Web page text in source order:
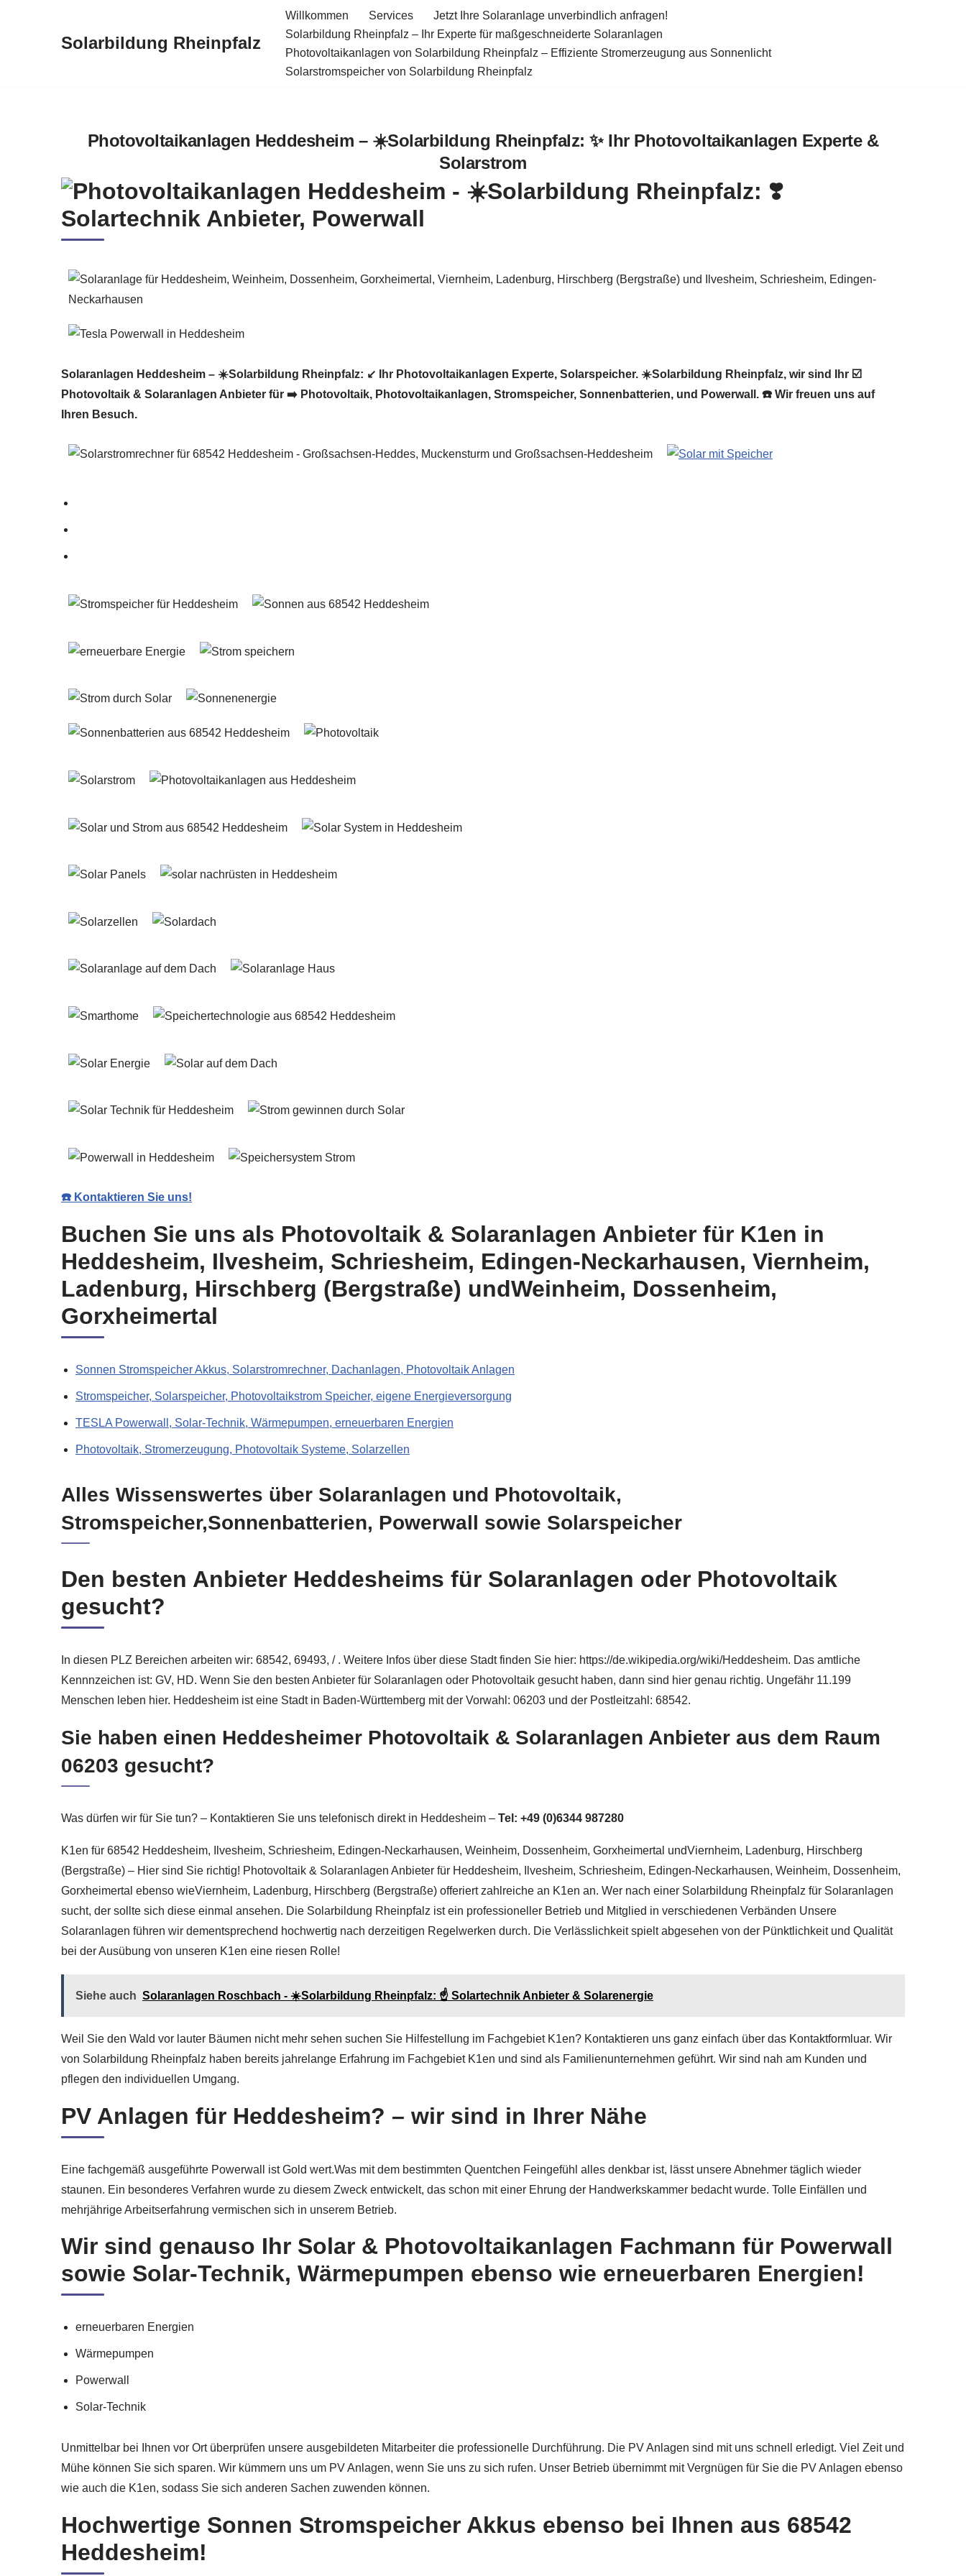
Solarbildung Rheinpfalz
Willkommen Services
Jetzt Ihre Solaranlage unverbindlich anfragen!
Solarbildung Rheinpfalz – Ihr Experte für maßgeschneiderte Solaranlagen
Photovoltaikanlagen von Solarbildung Rheinpfalz – Effiziente Stromerzeugung aus Sonnenlicht
Solarstromspeicher von Solarbildung Rheinpfalz
Photovoltaikanlagen Heddesheim – ☀️Solarbildung Rheinpfalz: ✨ Ihr Photovoltaikanlagen Experte &
Solarstrom
Solaranlagen Heddesheim – ☀️Solarbildung Rheinpfalz: ↙️ Ihr Photovoltaikanlagen Experte, Solarspeicher. ☀️Solarbildung Rheinpfalz, wir sind Ihr ☑️
Photovoltaik & Solaranlagen Anbieter für ➡️ Photovoltaik, Photovoltaikanlagen, Stromspeicher, Sonnenbatterien, und Powerwall. ☎️ Wir freuen uns auf
Ihren Besuch.
☎️ Kontaktieren Sie uns!
Buchen Sie uns als Photovoltaik & Solaranlagen Anbieter für K1en in
Heddesheim, Ilvesheim, Schriesheim, Edingen-Neckarhausen, Viernheim,
Ladenburg, Hirschberg (Bergstraße) undWeinheim, Dossenheim,
Gorxheimertal
Sonnen Stromspeicher Akkus, Solarstromrechner, Dachanlagen, Photovoltaik Anlagen
Stromspeicher, Solarspeicher, Photovoltaikstrom Speicher, eigene Energieversorgung
TESLA Powerwall, Solar-Technik, Wärmepumpen, erneuerbaren Energien
Photovoltaik, Stromerzeugung, Photovoltaik Systeme, Solarzellen
Alles Wissenswertes über Solaranlagen und Photovoltaik,
Stromspeicher,Sonnenbatterien, Powerwall sowie Solarspeicher
Den besten Anbieter Heddesheims für Solaranlagen oder Photovoltaik
gesucht?
In diesen PLZ Bereichen arbeiten wir: 68542, 69493, / . Weitere Infos über diese Stadt finden Sie hier: https://de.wikipedia.org/wiki/Heddesheim. Das amtliche
Kennnzeichen ist: GV, HD. Wenn Sie den besten Anbieter für Solaranlagen oder Photovoltaik gesucht haben, dann sind hier genau richtig. Ungefähr 11.199
Menschen leben hier. Heddesheim ist eine Stadt in Baden-Württemberg mit der Vorwahl: 06203 und der Postleitzahl: 68542.
Sie haben einen Heddesheimer Photovoltaik & Solaranlagen Anbieter aus dem Raum
06203 gesucht?
Was dürfen wir für Sie tun? – Kontaktieren Sie uns telefonisch direkt in Heddesheim – Tel: +49 (0)6344 987280
K1en für 68542 Heddesheim, Ilvesheim, Schriesheim, Edingen-Neckarhausen, Weinheim, Dossenheim, Gorxheimertal undViernheim, Ladenburg, Hirschberg
(Bergstraße) – Hier sind Sie richtig! Photovoltaik & Solaranlagen Anbieter für Heddesheim, Ilvesheim, Schriesheim, Edingen-Neckarhausen, Weinheim, Dossenheim,
Gorxheimertal ebenso wieViernheim, Ladenburg, Hirschberg (Bergstraße) offeriert zahlreiche an K1en an. Wer nach einer Solarbildung Rheinpfalz für Solaranlagen
sucht, der sollte sich diese einmal ansehen. Die Solarbildung Rheinpfalz ist ein professioneller Betrieb und Mitglied in verschiedenen Verbänden Unsere
Solaranlagen führen wir dementsprechend hochwertig nach derzeitigen Regelwerken durch. Die Verlässlichkeit spielt abgesehen von der Pünktlichkeit und Qualität
bei der Ausübung von unseren K1en eine riesen Rolle!
Siehe auch Solaranlagen Roschbach - ☀️Solarbildung Rheinpfalz: ☝️ Solartechnik Anbieter & Solarenergie
Weil Sie den Wald vor lauter Bäumen nicht mehr sehen suchen Sie Hilfestellung im Fachgebiet K1en? Kontaktieren uns ganz einfach über das Kontaktformluar. Wir
von Solarbildung Rheinpfalz haben bereits jahrelange Erfahrung im Fachgebiet K1en und sind als Familienunternehmen geführt. Wir sind nah am Kunden und
pflegen den individuellen Umgang.
PV Anlagen für Heddesheim? – wir sind in Ihrer Nähe
Eine fachgemäß ausgeführte Powerwall ist Gold wert.Was mit dem bestimmten Quentchen Feingefühl alles denkbar ist, lässt unsere Abnehmer täglich wieder
staunen. Ein besonderes Verfahren wurde zu diesem Zweck entwickelt, das schon mit einer Ehrung der Handwerkskammer bedacht wurde. Tolle Einfällen und
mehrjährige Arbeitserfahrung vermischen sich in unserem Betrieb.
Wir sind genauso Ihr Solar & Photovoltaikanlagen Fachmann für Powerwall
sowie Solar-Technik, Wärmepumpen ebenso wie erneuerbaren Energien!
erneuerbaren Energien
Wärmepumpen
Powerwall
Solar-Technik
Unmittelbar bei Ihnen vor Ort überprüfen unsere ausgebildeten Mitarbeiter die professionelle Durchführung. Die PV Anlagen sind mit uns schnell erledigt. Viel Zeit und
Mühe können Sie sich sparen. Wir kümmern uns um PV Anlagen, wenn Sie uns zu sich rufen. Unser Betrieb übernimmt mit Vergnügen für Sie die PV Anlagen ebenso
wie auch die K1en, sodass Sie sich anderen Sachen zuwenden können.
Hochwertige Sonnen Stromspeicher Akkus ebenso bei Ihnen aus 68542
Heddesheim!